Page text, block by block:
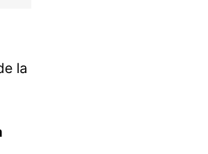
la